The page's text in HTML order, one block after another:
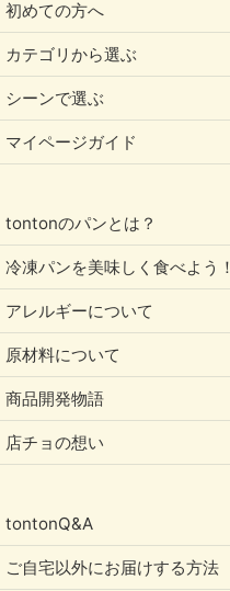
初めての方へ
カテゴリから選ぶ
シーンで選ぶ
マイページガイド
tontonのパンとは？
冷凍パンを美味しく食べよう！
アレルギーについて
原材料について
商品開発物語
店チョの想い
tontonQ&A
ご自宅以外にお届けする方法